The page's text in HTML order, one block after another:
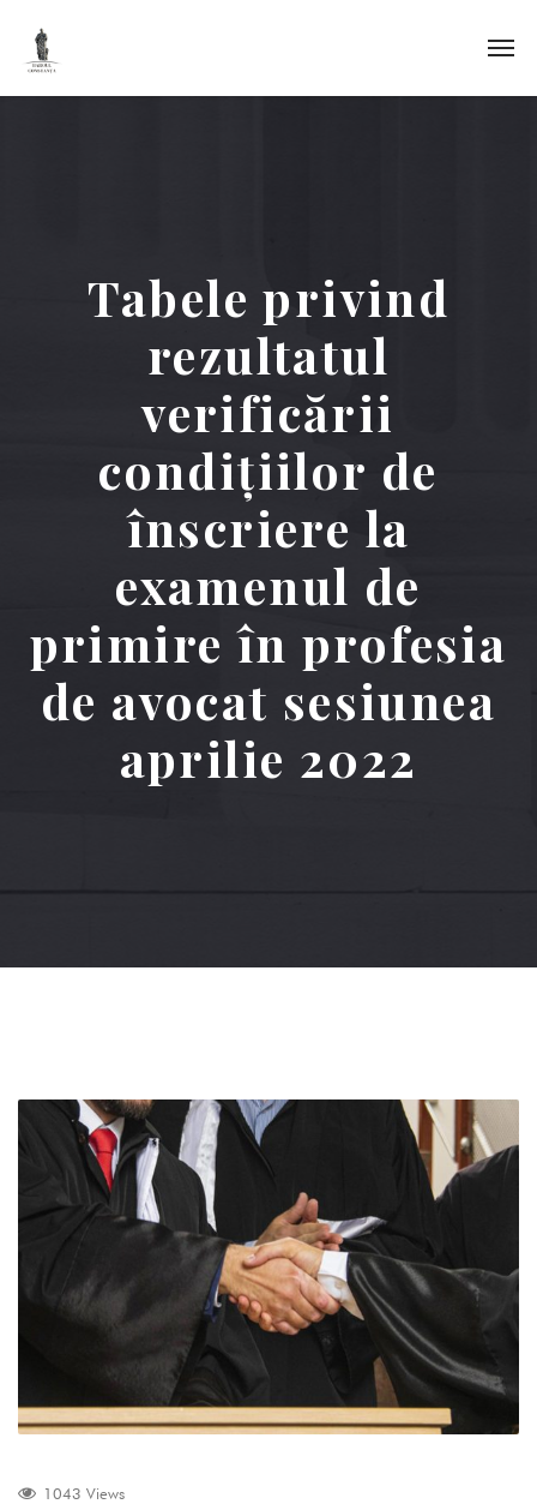
Tabele privind
rezultatul
verificării
condiţiilor de
înscriere la
examenul de
primire în profesia
de avocat sesiunea
aprilie 2022
1043 Views